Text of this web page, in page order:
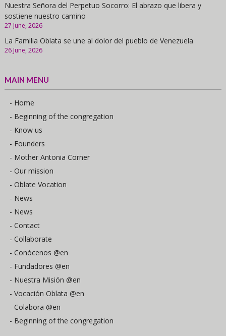
Nuestra Señora del Perpetuo Socorro: El abrazo que libera y
sostiene nuestro camino
27 June, 2026
La Familia Oblata se une al dolor del pueblo de Venezuela
26 June, 2026
MAIN MENU
- Home
- Beginning of the congregation
- Know us
- Founders
- Mother Antonia Corner
- Our mission
- Oblate Vocation
- News
- News
- Contact
- Collaborate
- Conócenos @en
- Fundadores @en
- Nuestra Misión @en
- Vocación Oblata @en
- Colabora @en
- Beginning of the congregation